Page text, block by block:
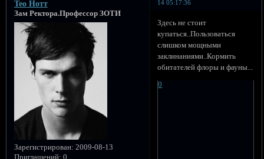
14 05:17:36
Тео Нотт
Зам Ректора.Профессор ЗОТИ
Зарегистрирован: 2009-08-13
Приглашений: 0
Здесь не стоит
купаться..Пользоваться
слишком мощными
заклинаниями..Кормить
обитателей флоры и фауны...
0